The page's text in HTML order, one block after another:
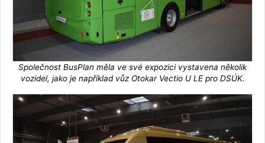
Společnost BusPlan měla ve své expozici vystavena několik
vozidel, jako je například vůz Otokar Vectio U LE pro DSÚK.